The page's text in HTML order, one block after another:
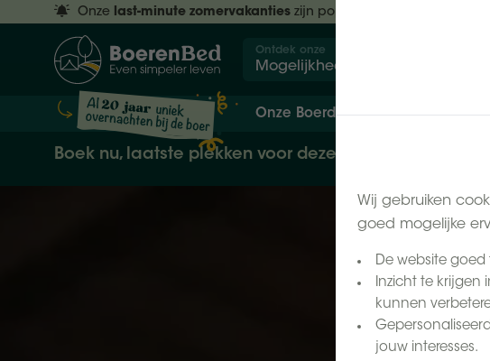
Wij gebruiken
goed mogelijke
De website
Inzicht te krijgen
kunnen
jouw interesses.
Onze last-minute zomervakanties zijn populair.
Ontdek onze
Mogelijkheden
Onze Boerderijen De
Boek nu, laatste plekken voor deze zomer